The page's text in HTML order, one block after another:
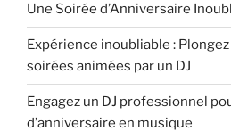
Une Soirée d’Anniversaire
Expérience inoubliable :
soirées animées par un DJ
Engagez un DJ professionnel
d’anniversaire en musique